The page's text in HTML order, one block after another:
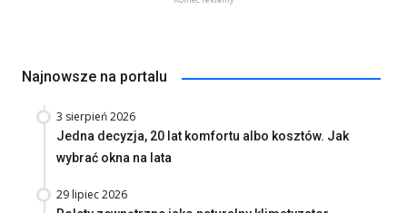
Najnowsze na portalu
3 sierpień 2026
Jedna decyzja, 20 lat komfortu albo kosztów. Jak
wybrać okna na lata
29 lipiec 2026